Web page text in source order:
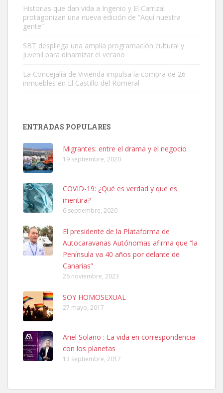
Este gato macho ha aparecido en la calle hace menos de un mes,
es muy manso y extremadamente cari...
Leales.org » Gran Canaria
Leales.org » Gran Canaria
SHIBA PERDIDO AVDA JOSE MESA Y LOPEZ
PERRO MACHO RAZA SHIBA CON MICROCHIP PERDIDO HOY
06/07/2025 ZONA MESA Y LOPEZ. ES MUY ASUSTADIZO
Leales.org » Gran Canaria
6.7.2025
Ninfa perdida
El día 5 se los perdió una ninfa papillera, asustada tiene miedo a la
calle, se perdió por la zon...
Historias que dan vida a Ingenio y El Carrizal
protagonizan una nueva edición de “Aquí nuestra
gente”
SBT despliega una amplia programación cultural y
juvenil para dinamizar el verano
La Concejalía de Vivienda impulsa la compra de 26
inmuebles en El Castillo del Romeral
ENTRADAS POPULARES
Migrantes: entre el drama y el negocio
19 septiembre, 2020
COVID-19: ¿Qué es verdad y que es
mentira?
6 septiembre, 2020
El presidente de la Plataforma de
Autocaravanas Autónomas afirma que “la
Península va 40 años por delante de
Canarias”
26 noviembre, 2023
SOY HOMOSEXUAL
27 mayo, 2017
Ariel Solano : La vida en correspondencia
con los planetas
13 septiembre, 2017